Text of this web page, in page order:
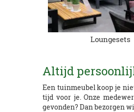
Loungesets
Altijd
Een tuinmeubel koop je
tijd voor je. Onze
gevonden? Dan bezorgen